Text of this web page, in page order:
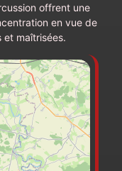
offrent une
en vue de
maîtrisées.